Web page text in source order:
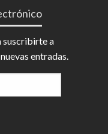
suscribirte a
entradas.